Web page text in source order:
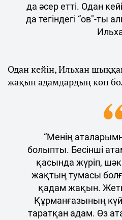
да әсер етті. Одан
да тегіндегі “ов"-ты
Одан кейін, Ильхан
жақын адамдардың көп
“Менің
болыпты. Бесінші
қасында жүріп,
жақтың тумасы
қадам жақын.
Құрманғазының
таратқан адам. Өз